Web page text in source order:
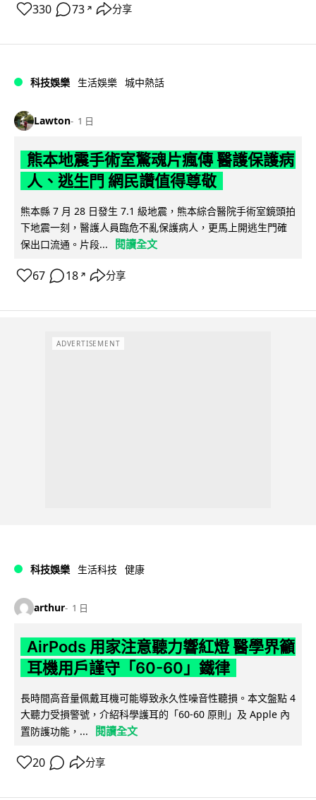
330 73 ↗ 分享
科技娛樂 生活娛樂 城中熱話
Lawton 1 日
熊本地震手術室驚魂片瘋傳 醫護保護病
人、逃生門 網民讚值得尊敬
熊本縣 7 月 28 日發生 7.1 級地震，熊本綜合醫院手術室鏡頭拍
下地震一刻，醫護人員臨危不亂保護病人，更馬上開逃生門確
保出口流通。片段...
閱讀全文
67 18 ↗ 分享
ADVERTISEMENT
科技娛樂 生活科技 健康
arthur 1 日
AirPods 用家注意聽力響紅燈 醫學界籲
耳機用戶謹守「60-60」鐵律
長時間高音量佩戴耳機可能導致永久性噪音性聽損。本文盤點 4
大聽力受損警號，介紹科學護耳的「60-60 原則」及 Apple 內
置防護功能，...
閱讀全文
20 分享